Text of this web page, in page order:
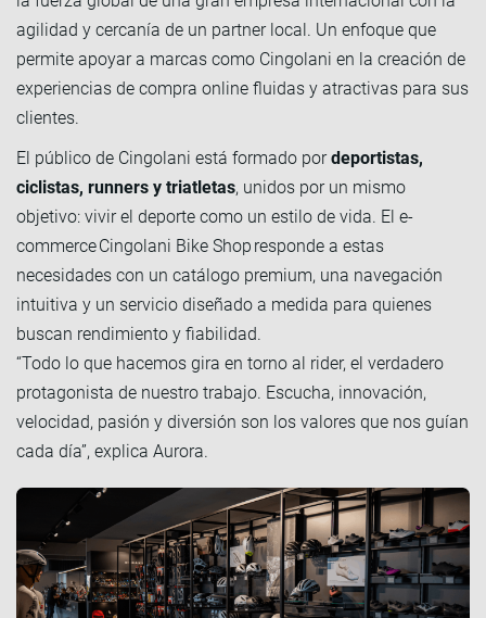
agilidad y cercanía de un partner local. Un enfoque que
permite apoyar a marcas como Cingolani en la creación de
experiencias de compra online fluidas y atractivas para sus
clientes.
El público de Cingolani está formado pordeportistas,
ciclistas, runners y triatletas, unidos por un mismo
objetivo: vivir el deporte como un estilo de vida. El e-
commerce Cingolani Bike Shop responde a estas
necesidades con un catálogo premium, una navegación
intuitiva y un servicio diseñado a medida para quienes
buscan rendimiento y fiabilidad.
“Todo lo que hacemos gira en torno al rider, el verdadero
protagonista de nuestro trabajo. Escucha, innovación,
velocidad, pasión y diversión son los valores que nos guían
cada día”, explica Aurora.